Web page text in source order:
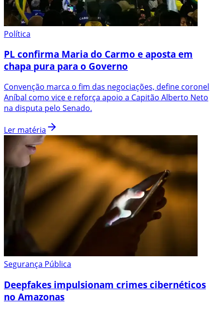
Política
PL confirma Maria do Carmo e aposta em
chapa pura para o Governo
Convenção marca o fim das negociações, define coronel
Aníbal como vice e reforça apoio a Capitão Alberto Neto
na disputa pelo Senado.
Ler matéria
Segurança Pública
Deepfakes impulsionam crimes cibernéticos
no Amazonas